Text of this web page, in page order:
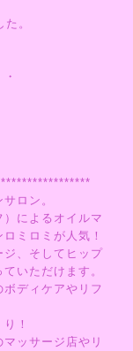
。
ロン。
によるオイルマ
ミロミが人気！
ジ、そしてヒップ
いただけます。
ディケアやリフ
！
ッサージ店やリ